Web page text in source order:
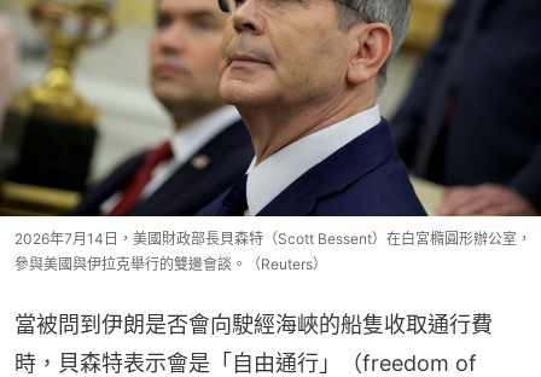
2026年7月14日，美國財政部長貝森特（Scott Bessent）在白宮橢圓形辦公室，
參與美國與伊拉克舉行的雙邊會談。（Reuters）
當被問到伊朗是否會向駛經海峽的船隻收取通行費
時，貝森特表示會是「自由通行」（freedom of